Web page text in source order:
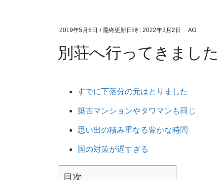
2019年5月6日 / 最終更新日時 : 2022年3月2日 AG
別荘へ行ってきました
すでに下落分の元はとりました
築古マンションやタワマンも同じ
思い出の積み重なる豊かな時間
国の対策が遅すぎる
目次